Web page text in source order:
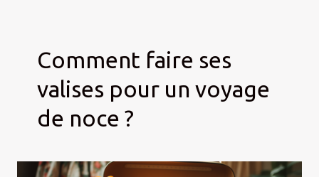
Comment faire ses
valises pour un voyage
de noce ?